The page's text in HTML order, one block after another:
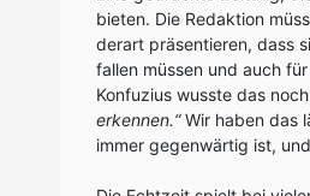
bieten. Die Redaktion
derart präsentieren, dass
fallen müssen und auch
Konfuzius wusste das
erkennen.“Wir haben das
immer gegenwärtig ist,